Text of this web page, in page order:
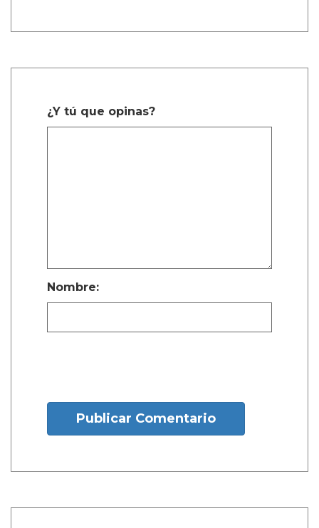
¿Y tú que opinas?
Nombre:
Publicar Comentario